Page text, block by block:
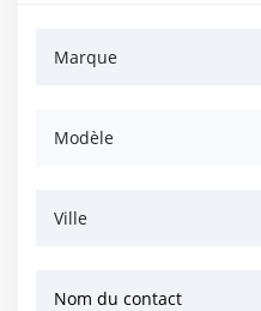
Marque
Modèle
Ville
Nom du contact